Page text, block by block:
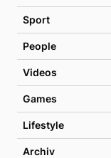
Sport
People
Videos
Games
Lifestyle
Archiv